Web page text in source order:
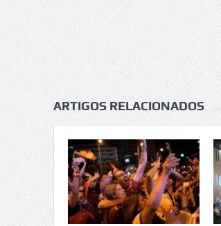
ARTIGOS RELACIONADOS